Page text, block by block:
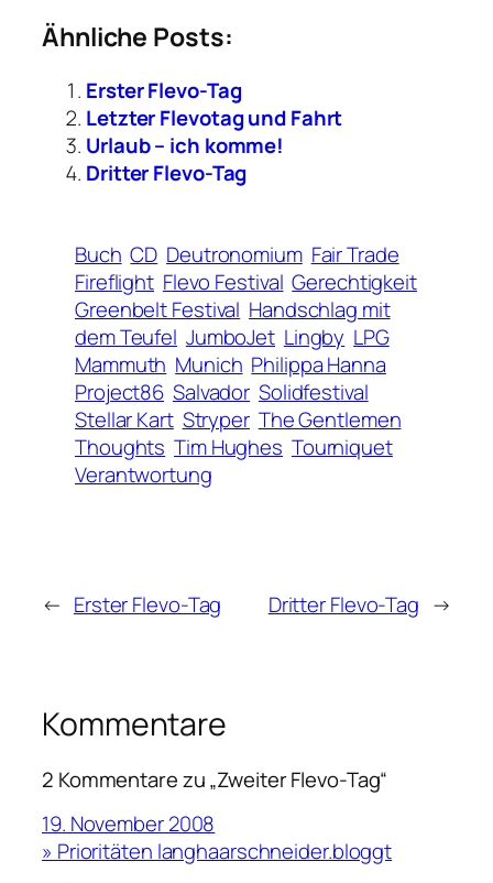
Ähnliche Posts:
Erster Flevo-Tag
Letzter Flevotag und Fahrt
Urlaub – ich komme!
Dritter Flevo-Tag
Buch CD Deutronomium Fair Trade
Fireflight Flevo Festival Gerechtigkeit
Greenbelt Festival Handschlag mit
dem Teufel JumboJet Lingby LPG
Mammuth Munich Philippa Hanna
Project86 Salvador Solidfestival
Stellar Kart Stryper The Gentlemen
Thoughts Tim Hughes Tourniquet
Verantwortung
← Erster Flevo-Tag Dritter Flevo-Tag →
Kommentare
2 Kommentare zu „Zweiter Flevo-Tag“
19. November 2008
» Prioritäten langhaarschneider.bloggt